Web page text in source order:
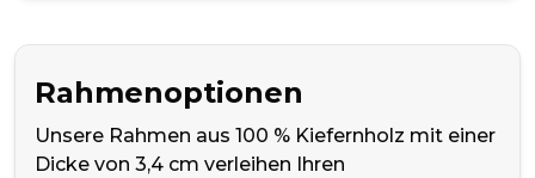
Rahmenoptionen
Unsere Rahmen aus 100 % Kiefernholz mit einer
Dicke von 3,4 cm verleihen Ihren